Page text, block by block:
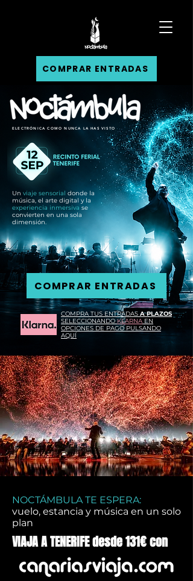
COMPRAR ENTRADAS
ELECTRÓNICA COMO NUNCA LA HAS VISTO
Un viaje sensorial donde la
música, el arte digital y la
experiencia inmersiva se
convierten en una sola
dimensión.
COMPRAR ENTRADAS
COMPRA TUS ENTRADAS A PLAZOS
SELECCIONANDOKLARNA EN
OPCIONES DE PAGO PULSANDO
AQUÍ
NOCTÁMBULA TE ESPERA:
vuelo, estancia y música en un solo
plan
VIAJA A TENERIFE desde 131€ con